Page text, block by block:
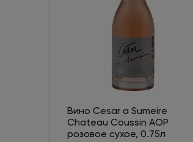
Вино Cesar a Sumeire
Chateau Coussin AOP
розовое сухое, 0.75л